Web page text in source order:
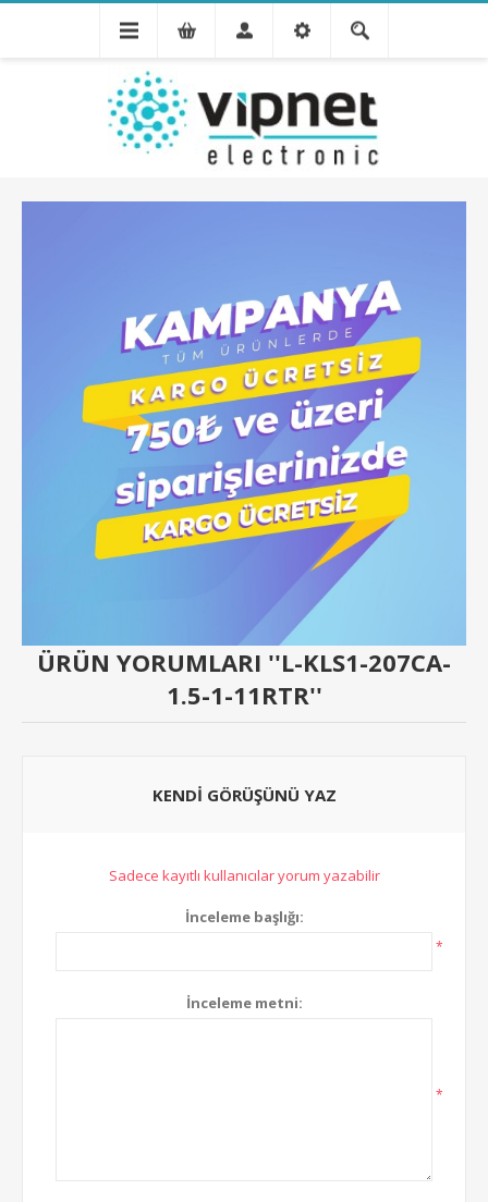
ÜRÜN YORUMLARI
L-KLS1-207CA-
1.5-1-11RTR
KENDI GÖRÜŞÜNÜ YAZ
Sadece kayıtlı kullanıcılar yorum yazabilir
İnceleme başlığı:
*
İnceleme metni:
*